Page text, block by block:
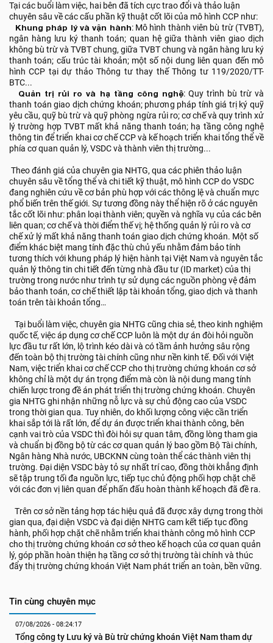
Tại các buổi làm việc, hai bên đã tích cực trao đổi và thảo luận
chuyên sâu về các cấu phần kỹ thuật cốt lõi của mô hình CCP như:
Khung pháp lý và vận hành: Mô hình thành viên bù trừ (TVBT),
ngân hàng lưu ký thanh toán; quan hệ giữa thành viên giao dịch
không bù trừ và TVBT chung, giữa TVBT chung và ngân hàng lưu ký
thanh toán; cấu trúc tài khoản; một số nội dung liên quan đến mô
hình CCP tại dự thảo Thông tư thay thế Thông tư 119/2020/TT-
BTC...
Quản trị rủi ro và hạ tầng công nghệ: Quy trình bù trừ và
thanh toán giao dịch chứng khoán; phương pháp tính giá trị ký quỹ
yêu cầu, quỹ bù trừ và quỹ phòng ngừa rủi ro; cơ chế và quy trình xử
lý trường hợp TVBT mất khả năng thanh toán; hạ tầng công nghệ
thông tin để triển khai cơ chế CCP và kế hoạch triển khai tổng thể về
phía cơ quan quản lý, VSDC và thành viên thị trường...
Theo đánh giá của chuyên gia NHTG, qua các phiên thảo luận
chuyên sâu về tổng thể và chi tiết kỹ thuật, mô hình CCP do VSDC
đang nghiên cứu về cơ bản phù hợp với các thông lệ và chuẩn mực
phổ biến trên thế giới. Sự tương đồng này thể hiện rõ ở các nguyên
tắc cốt lõi như: phân loại thành viên; quyền và nghĩa vụ của các bên
liên quan; cơ chế và thời điểm thế vị; hệ thống quản lý rủi ro và cơ
chế xử lý mất khả năng thanh toán giao dịch chứng khoán. Một số
điểm khác biệt mang tính đặc thù chủ yếu nhằm đảm bảo tính
tương thích với khung pháp lý hiện hành tại Việt Nam và nguyên tắc
quản lý thông tin chi tiết đến từng nhà đầu tư (ID market) của thị
trường trong nước như trình tự sử dụng các nguồn phòng vệ đảm
bảo thanh toán, cơ chế thiết lập tài khoản tổng, giao dịch và thanh
toán trên tài khoản tổng…
Tại buổi làm việc, chuyên gia NHTG cũng chia sẻ, theo kinh nghiệm
quốc tế, việc áp dụng cơ chế CCP luôn là một dự án đòi hỏi nguồn
lực đầu tư rất lớn, lộ trình kéo dài và có tầm ảnh hưởng sâu rộng
đến toàn bộ thị trường tài chính cũng như nền kinh tế. Đối với Việt
Nam, việc triển khai cơ chế CCP cho thị trường chứng khoán cơ sở
không chỉ là một dự án trọng điểm mà còn là nội dung mang tính
chiến lược trong đề án phát triển thị trường chứng khoán. Chuyên
gia NHTG ghi nhận những nỗ lực và sự chủ động cao của VSDC
trong thời gian qua. Tuy nhiên, do khối lượng công việc cần triển
khai sắp tới là rất lớn, để dự án được triển khai thành công, bên
cạnh vai trò của VSDC thì đòi hỏi sự quan tâm, đồng lòng tham gia
và chuẩn bị đồng bộ từ các cơ quan quản lý bao gồm Bộ Tài chính,
Ngân hàng Nhà nước, UBCKNN cùng toàn thể các thành viên thị
trường. Đại diện VSDC bày tỏ sự nhất trí cao, đồng thời khẳng định
sẽ tập trung tối đa nguồn lực, tiếp tục chủ động phối hợp chặt chẽ
với các đơn vị liên quan để phấn đấu hoàn thành kế hoạch đã đề ra.
Trên cơ sở nền tảng hợp tác hiệu quả đã được xây dựng trong thời
gian qua, đại diện VSDC và đại diện NHTG cam kết tiếp tục đồng
hành, phối hợp chặt chẽ nhằm triển khai thành công mô hình CCP
cho thị trường chứng khoán cơ sở theo kế hoạch của cơ quan quản
lý, góp phần hoàn thiện hạ tầng cơ sở thị trường tài chính và thúc
đẩy thị trường chứng khoán Việt Nam phát triển an toàn, bền vững.
Tin cùng chuyên mục
07/08/2026 - 08:24:17
Tổng công ty Lưu ký và Bù trừ chứng khoán Việt Nam tham dự